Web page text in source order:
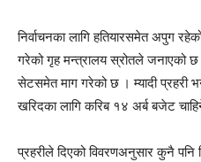
निर्वाचनका लागि हतियारसमेत अपुग
गरेको गृह मन्त्रालय स्रोतले जनाएको
सेटसमेत माग गरेको छ । म्यादी प्रहरी
खरिदका लागि करिब १४ अर्ब बजेट
प्रहरीले दिएको विवरणअनुसार कुनै पनि